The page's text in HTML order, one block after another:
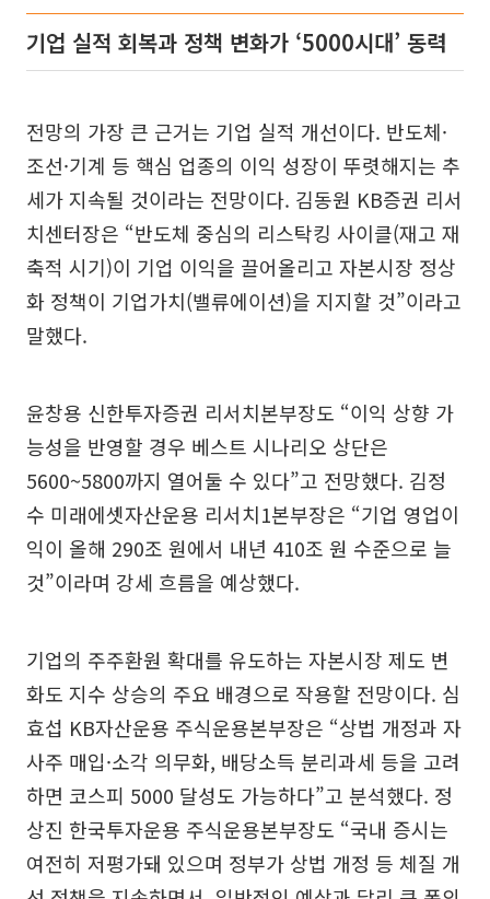
기업 실적 회복과 정책 변화가 ‘5000시대’ 동력
전망의 가장 큰 근거는 기업 실적 개선이다. 반도체·
조선·기계 등 핵심 업종의 이익 성장이 뚜렷해지는 추
세가 지속될 것이라는 전망이다. 김동원 KB증권 리서
치센터장은 “반도체 중심의 리스탁킹 사이클(재고 재
축적 시기)이 기업 이익을 끌어올리고 자본시장 정상
화 정책이 기업가치(밸류에이션)을 지지할 것”이라고
말했다.
윤창용 신한투자증권 리서치본부장도 “이익 상향 가
능성을 반영할 경우 베스트 시나리오 상단은
5600~5800까지 열어둘 수 있다”고 전망했다. 김정
수 미래에셋자산운용 리서치1본부장은 “기업 영업이
익이 올해 290조 원에서 내년 410조 원 수준으로 늘
것”이라며 강세 흐름을 예상했다.
기업의 주주환원 확대를 유도하는 자본시장 제도 변
화도 지수 상승의 주요 배경으로 작용할 전망이다. 심
효섭 KB자산운용 주식운용본부장은 “상법 개정과 자
사주 매입·소각 의무화, 배당소득 분리과세 등을 고려
하면 코스피 5000 달성도 가능하다”고 분석했다. 정
상진 한국투자운용 주식운용본부장도 “국내 증시는
여전히 저평가돼 있으며 정부가 상법 개정 등 체질 개